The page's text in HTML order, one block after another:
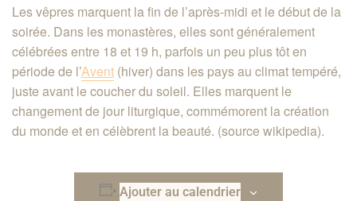
Les vêpres marquent la fin de l’après-midi et le début de la
soirée. Dans les monastères, elles sont généralement
célébrées entre 18 et 19 h, parfois un peu plus tôt en
période de l’Avent (hiver) dans les pays au climat tempéré,
juste avant le coucher du soleil. Elles marquent le
changement de jour liturgique, commémorent la création
du monde et en célèbrent la beauté. (source wikipedia).
Ajouter au calendrier